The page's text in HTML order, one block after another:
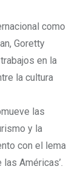
como
Goretty
en la
la cultura
las
y la
con el lema
Américas’.